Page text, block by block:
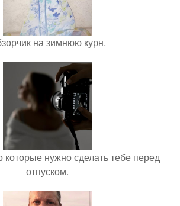
на зимнюю курн.
которые нужно сделать тебе перед
отпуском.